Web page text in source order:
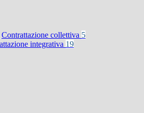
Contrattazione collettiva 5
integrativa 19